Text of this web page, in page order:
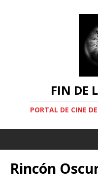
FIN DE
PORTAL DE CINE
Rincón